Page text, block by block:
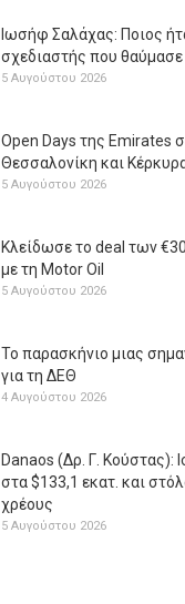
Ιωσήφ Σαλάχας: Ποιος
σχεδιαστής που
5 Αυγούστου 2026
Open Days της Emirates
Θεσσαλονίκη και
5 Αυγούστου 2026
Κλείδωσε το deal των
με τη Μotor Oil
5 Αυγούστου 2026
Το παρασκήνιο μιας
για τη ΔΕΘ
4 Αυγούστου 2026
Danaos (Δρ. Γ. Κούστας):
στα $133,1 εκατ. και
χρέους
5 Αυγούστου 2026